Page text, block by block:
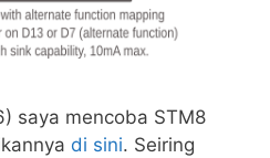
saya mencoba STM8
di sini. Seiring